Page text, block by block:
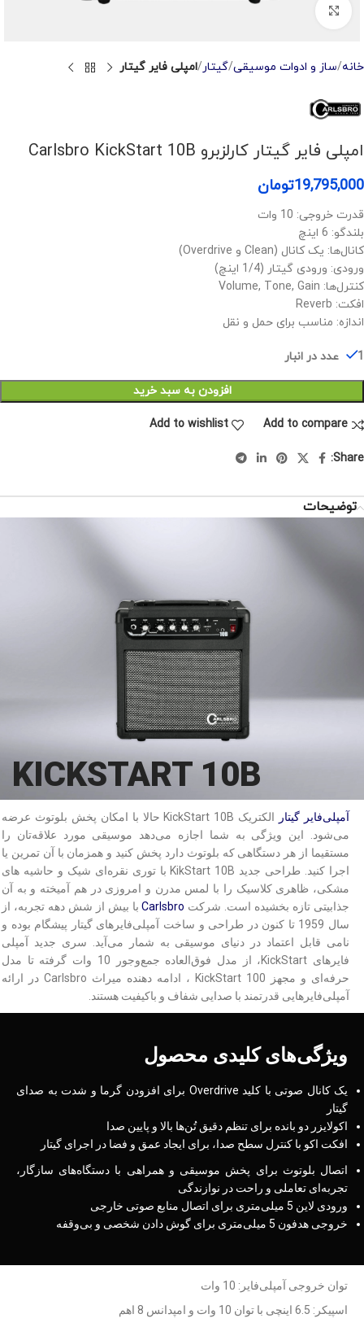
خانه ساز و ادوات موسیقی گیتار امپلی فایر گیتار
امپلی فایر گیتار کارلزبرو Carlsbro KickStart 10B
19,795,000تومان
قدرت خروجی: 10 وات
بلندگو: 6 اینچ
کانال‌ها: یک کانال (Clean و Overdrive)
ورودی: ورودی گیتار (1/4 اینچ)
کنترل‌ها: Volume, Tone, Gain
افکت: Reverb
اندازه: مناسب برای حمل و نقل
1 عدد در انبار
افزودن به سبد خرید
Add to compare
Add to wishlist
Share:
توضیحات
KICKSTART 10B
آمپلی‌فایر گیتار
الکتریک KickStart 10B حالا با امکان پخش بلوتوث عرضه
می‌شود. این ویژگی به شما اجازه می‌دهد موسیقی مورد علاقه‌تان را
مستقیما از هر دستگاهی که بلوتوث دارد پخش کنید و همزمان با آن تمرین یا
اجرا کنید. طراحی جدید KikStart 10B با توری نقره‌ای شیک و حاشیه های
مشکی، ظاهری کلاسیک را با لمس مدرن و امروزی در هم آمیخته و به آن
جذابیتی تازه بخشیده است. شرکت Carlsbroبا بیش از شش دهه تجربه، از
سال 1959 تا کنون در طراحی و ساخت آمپلی‌فایرهای گیتار پیشگام بوده و
نامی قابل اعتماد در دنیای موسیقی به شمار می‌آید. سری جدید آمپلی
فایرهای KickStart، از مدل فوق‌العاده جمع‌وجور 10 وات گرفته تا مدل
حرفه‌ای و مجهز KickStart 100 ، ادامه دهنده میراث Carlsbro در ارائه
آمپلی‌فایرهایی قدرتمند با صدایی شفاف و باکیفیت هستند.
ویژگی‌های کلیدی محصول
یک کانال صوتی با کلید Overdrive برای افزودن گرما و شدت به صدای
گیتار
اکولایزر دو بانده برای تنظم دقیق تُن‌ها بالا و پایین صدا
افکت اکو با کنترل سطح صدا، برای ایجاد عمق و فضا در اجرای گیتار
اتصال بلوتوث برای پخش موسیقی و همراهی با دستگاه‌های سازگار،
تجربه‌ای تعاملی و راحت در نوازندگی
ورودی لاین 5 میلی‌متری برای اتصال منابع صوتی خارجی
خروجی هدفون 5 میلی‌متری برای گوش دادن شخصی و بی‌وقفه
توان خروجی آمپلی‌فایر: 10 وات
اسپیکر: 6.5 اینچی با توان 10 وات و امپدانس 8 اهم